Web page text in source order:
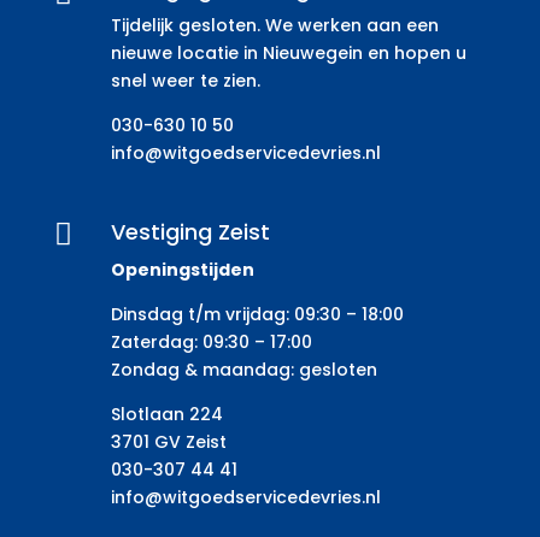
Tijdelijk gesloten. We werken aan een
nieuwe locatie in Nieuwegein en hopen u
snel weer te zien.
030-630 10 50
info@witgoedservicedevries.nl
 Vestiging Zeist
Openingstijden
Dinsdag t/m vrijdag: 09:30 – 18:00
Zaterdag: 09:30 – 17:00
Zondag & maandag: gesloten
Slotlaan 224
3701 GV Zeist
030-307 44 41
info@witgoedservicedevries.nl